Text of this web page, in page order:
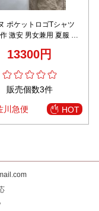
ポケットロゴTシャツ
激安 男女兼用 夏服 通
イン 丁寧な縫製
13300円
販売個数3件
川急便 HOT